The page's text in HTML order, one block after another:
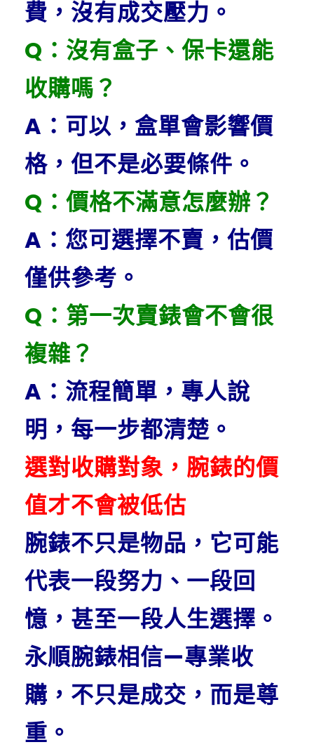
費，沒有成交壓力。
Q：沒有盒子、保卡還能
收購嗎？
A：可以，盒單會影響價
格，但不是必要條件。
Q：價格不滿意怎麼辦？
A：您可選擇不賣，估價
僅供參考。
Q：第一次賣錶會不會很
複雜？
A：流程簡單，專人說
明，每一步都清楚。
選對收購對象，腕錶的價
值才不會被低估
腕錶不只是物品， 它可能
代表一段努力、一段回
憶，甚至一段人生選擇。
永順腕錶相信—專業收
購，不只是成交，而是尊
重。